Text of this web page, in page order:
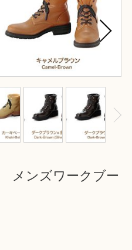
メンズワークブー